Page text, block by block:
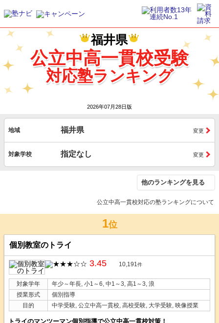
福井県
公立中高一貫校受験
対応塾ランキング
2026年07月28日版
地域 福井県 変更
対象学校 指定なし 変更
他のランキングを見る
公立中高一貫校対応の塾ランキングについて
1位
個別教室のトライ
3.45 10,191件
対象学年
年少～年長, 小1～6, 中1～3, 高1～3, 浪
授業形式
個別指導
目的
中学受験, 公立中高一貫校, 高校受験, 大学受験, 映像授業
トライのマンツーマン個別指導で公立中高一貫校対策！